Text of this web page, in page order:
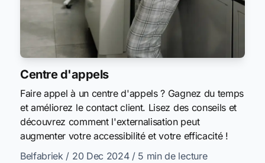
Centre d'appels
Faire appel à un centre d'appels ? Gagnez du temps
et améliorez le contact client. Lisez des conseils et
découvrez comment l'externalisation peut
augmenter votre accessibilité et votre efficacité !
Belfabriek / 20 Dec 2024 / 5 min de lecture